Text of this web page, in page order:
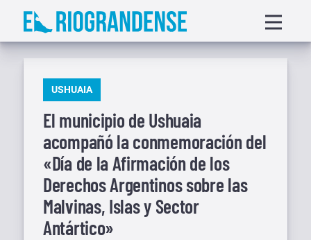
Saltar
menu
PUBLICADO
USHUAIA
El municipio de Ushuaia
acompañó la conmemoración del
«Día de la Afirmación de los
Derechos Argentinos sobre las
Malvinas, Islas y Sector
Antártico»